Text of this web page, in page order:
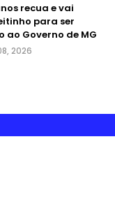
recua e vai
para ser
Governo de MG
2026